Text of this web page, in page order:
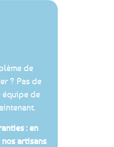
de
? Pas de
équipe de
: en
artisans